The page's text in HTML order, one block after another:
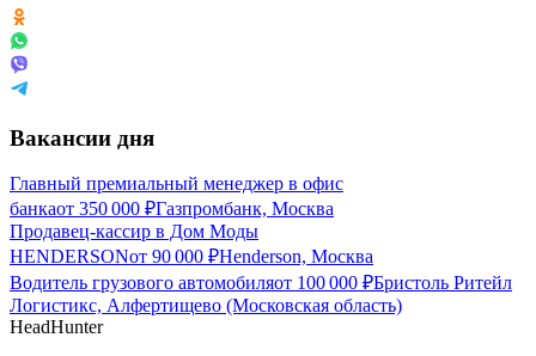
Вакансии дня
Главный премиальный менеджер в офис
банкаот 350 000 ₽Газпромбанк, Москва
Продавец-кассир в Дом Моды
HENDERSONот 90 000 ₽Henderson, Москва
Водитель грузового автомобиляот 100 000 ₽Бристоль Ритейл
Логистикс, Алфертищево (Московская область)
HeadHunter